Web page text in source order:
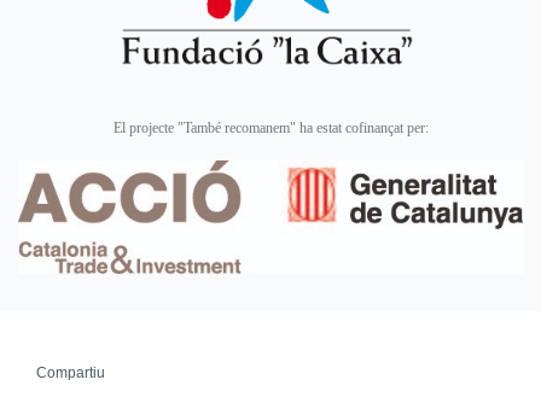
El projecte "També recomanem" ha estat cofinançat per:
Compartiu